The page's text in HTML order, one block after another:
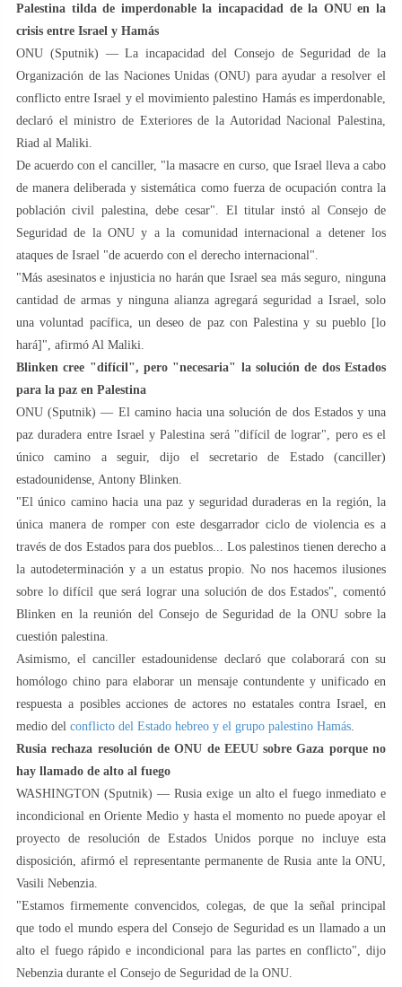
Palestina tilda de imperdonable la incapacidad de la ONU en la
crisis entre Israel y Hamás
ONU (Sputnik) — La incapacidad del Consejo de Seguridad de la
Organización de las Naciones Unidas (ONU) para ayudar a resolver el
conflicto entre Israel y el movimiento palestino Hamás es imperdonable,
declaró el ministro de Exteriores de la Autoridad Nacional Palestina,
Riad al Maliki.
De acuerdo con el canciller, "la masacre en curso, que Israel lleva a cabo
de manera deliberada y sistemática como fuerza de ocupación contra la
población civil palestina, debe cesar". El titular instó al Consejo de
Seguridad de la ONU y a la comunidad internacional a detener los
ataques de Israel "de acuerdo con el derecho internacional".
"Más asesinatos e injusticia no harán que Israel sea más seguro, ninguna
cantidad de armas y ninguna alianza agregará seguridad a Israel, solo
una voluntad pacífica, un deseo de paz con Palestina y su pueblo [lo
hará]", afirmó Al Maliki.
Blinken cree "difícil", pero "necesaria" la solución de dos Estados
para la paz en Palestina
ONU (Sputnik) — El camino hacia una solución de dos Estados y una
paz duradera entre Israel y Palestina será "difícil de lograr", pero es el
único camino a seguir, dijo el secretario de Estado (canciller)
estadounidense, Antony Blinken.
"El único camino hacia una paz y seguridad duraderas en la región, la
única manera de romper con este desgarrador ciclo de violencia es a
través de dos Estados para dos pueblos... Los palestinos tienen derecho a
la autodeterminación y a un estatus propio. No nos hacemos ilusiones
sobre lo difícil que será lograr una solución de dos Estados", comentó
Blinken en la reunión del Consejo de Seguridad de la ONU sobre la
cuestión palestina.
Asimismo, el canciller estadounidense declaró que colaborará con su
homólogo chino para elaborar un mensaje contundente y unificado en
respuesta a posibles acciones de actores no estatales contra Israel, en
medio del conflicto del Estado hebreo y el grupo palestino Hamás
Rusia rechaza resolución de ONU de EEUU sobre Gaza porque no
hay llamado de alto al fuego
WASHINGTON (Sputnik) — Rusia exige un alto el fuego inmediato e
incondicional en Oriente Medio y hasta el momento no puede apoyar el
proyecto de resolución de Estados Unidos porque no incluye esta
disposición, afirmó el representante permanente de Rusia ante la ONU,
Vasili Nebenzia.
"Estamos firmemente convencidos, colegas, de que la señal principal
que todo el mundo espera del Consejo de Seguridad es un llamado a un
alto el fuego rápido e incondicional para las partes en conflicto", dijo
Nebenzia durante el Consejo de Seguridad de la ONU.